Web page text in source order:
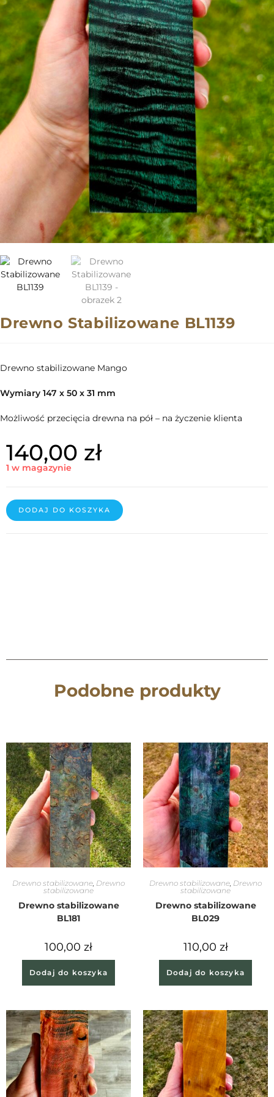
Drewno Stabilizowane BL1139
Drewno stabilizowane Mango
Wymiary 147 x 50 x 31 mm
Możliwość przecięcia drewna na pół – na życzenie klienta
140,00 zł
1 w magazynie
DODAJ DO KOSZYKA
Podobne produkty
Drewno stabilizowane Drewno
stabilizowane
Drewno stabilizowane
BL181
100,00 zł
Dodaj do koszyka
Drewno stabilizowane Drewno
stabilizowane
Drewno stabilizowane
BL029
110,00 zł
Dodaj do koszyka